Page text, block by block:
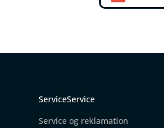
ServiceService
Service og reklamation